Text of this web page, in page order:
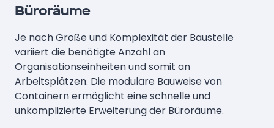
Büroräume
Je nach Größe und Komplexität der Baustelle
variiert die benötigte Anzahl an
Organisationseinheiten und somit an
Arbeitsplätzen. Die modulare Bauweise von
Containern ermöglicht eine schnelle und
unkomplizierte Erweiterung der Büroräume.